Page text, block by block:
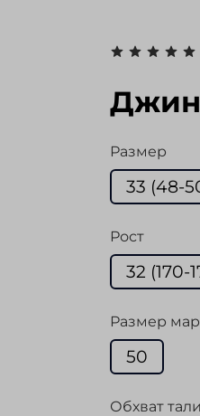
Размер
33 (48-
Рост
32 (170-
Размер
50
Обхват